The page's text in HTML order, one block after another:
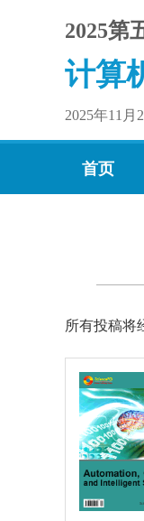
2025第
计算
2025年11
首页
所有投稿将